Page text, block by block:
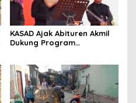
KASAD Ajak Abituren Akmil
Dukung Program